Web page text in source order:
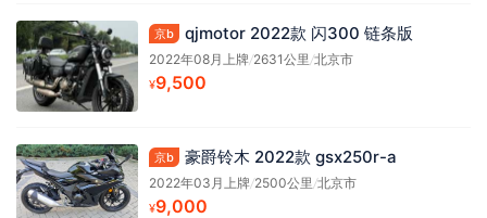
京b qjmotor 2022款 闪300 链条版
2022年08月上牌/2631公里 /北京市
¥9,500
京b 豪爵铃木 2022款 gsx250r-a
2022年03月上牌/2500公里 /北京市
¥9,000